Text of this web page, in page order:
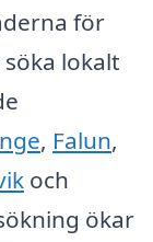
för
lokalt
, Falun,
och
ökar